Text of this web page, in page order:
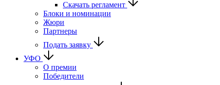
Скачать регламент
Блоки и номинации
Жюри
Партнеры
Подать заявку
УФО
О премии
Победители